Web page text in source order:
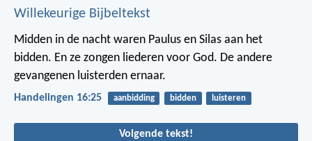
Willekeurige Bijbeltekst
Midden in de nacht waren Paulus en Silas aan het
bidden. En ze zongen liederen voor God. De andere
gevangenen luisterden ernaar.
Handelingen 16:25 aanbidding bidden luisteren
Volgende tekst!